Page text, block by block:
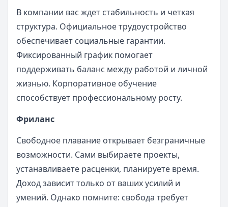
В компании вас ждет стабильность и четкая
структура. Официальное трудоустройство
обеспечивает социальные гарантии.
Фиксированный график помогает
поддерживать баланс между работой и личной
жизнью. Корпоративное обучение
способствует профессиональному росту.
Фриланс
Свободное плавание открывает безграничные
возможности. Сами выбираете проекты,
устанавливаете расценки, планируете время.
Доход зависит только от ваших усилий и
умений. Однако помните: свобода требует